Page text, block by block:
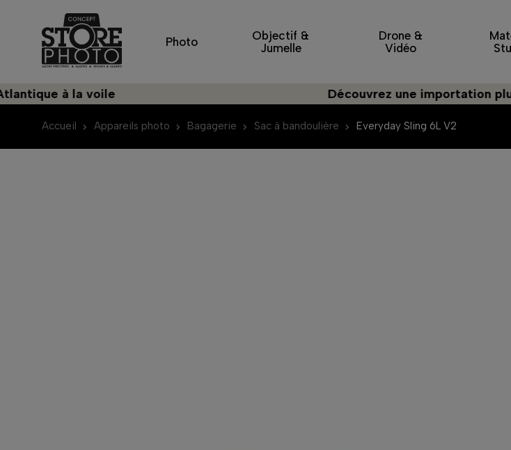
Photo
Objectif &
Jumelle
Drone &
Vidéo
à la voile Découvrez une importation plus
Accueil Appareils photo Bagagerie Sac à bandoulière Everyday Sling 6L V2